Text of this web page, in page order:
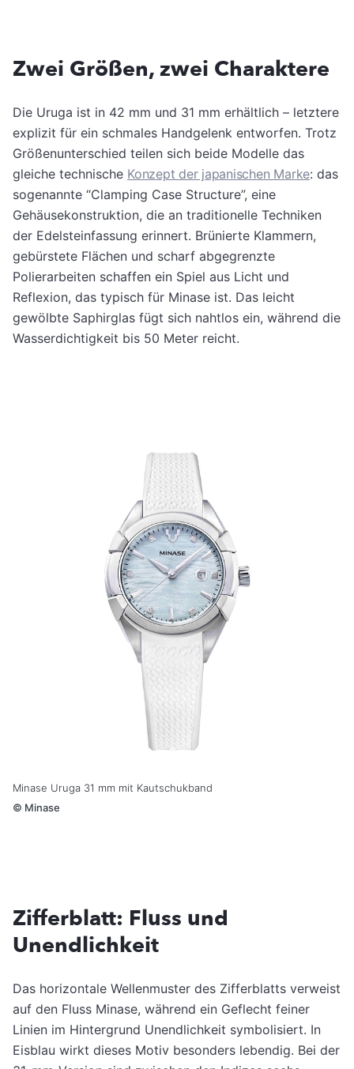
Zwei Größen, zwei Charaktere
Die Uruga ist in 42 mm und 31 mm erhältlich – letztere
explizit für ein schmales Handgelenk entworfen. Trotz
Größenunterschied teilen sich beide Modelle das
gleiche technische Konzept der japanischen Marke: das
sogenannte “Clamping Case Structure”, eine
Gehäusekonstruktion, die an traditionelle Techniken
der Edelsteinfassung erinnert. Brünierte Klammern,
gebürstete Flächen und scharf abgegrenzte
Polierarbeiten schaffen ein Spiel aus Licht und
Reflexion, das typisch für Minase ist. Das leicht
gewölbte Saphirglas fügt sich nahtlos ein, während die
Wasserdichtigkeit bis 50 Meter reicht.
Minase Uruga 31 mm mit Kautschukband
© Minase
Zifferblatt: Fluss und
Unendlichkeit
Das horizontale Wellenmuster des Zifferblatts verweist
auf den Fluss Minase, während ein Geflecht feiner
Linien im Hintergrund Unendlichkeit symbolisiert. In
Eisblau wirkt dieses Motiv besonders lebendig. Bei der